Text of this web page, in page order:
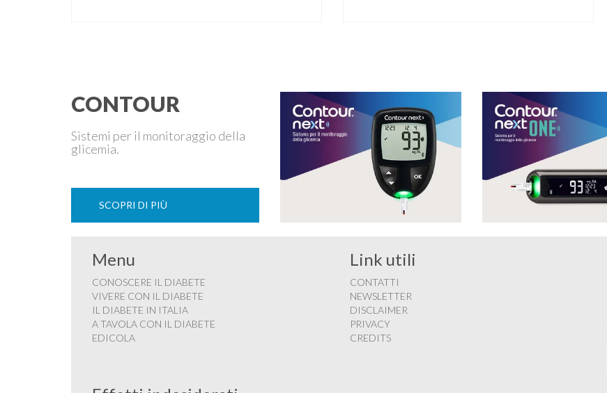
CONTOUR
Sistemi per il monitoraggio della
glicemia.
SCOPRI DI PIÙ
Menu
CONOSCERE IL DIABETE
VIVERE CON IL DIABETE
IL DIABETE IN ITALIA
A TAVOLA CON IL DIABETE
EDICOLA
Link utili
CONTATTI
NEWSLETTER
DISCLAIMER
PRIVACY
CREDITS